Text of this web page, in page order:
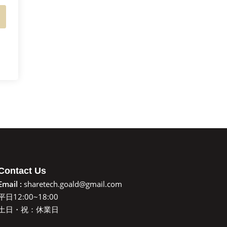
Us
: sharetech.goald@gmail.com
日12:00~18:00
日・祝：休業日